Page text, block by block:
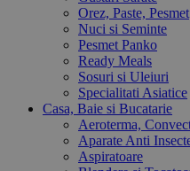
Orez, Paste, Pesmet
Nuci si Seminte
Pesmet Panko
Ready Meals
Sosuri si Uleiuri
Specialitati Asiatice
Casa, Baie si Bucatarie
Aeroterma,
Aparate Anti
Aspiratoare